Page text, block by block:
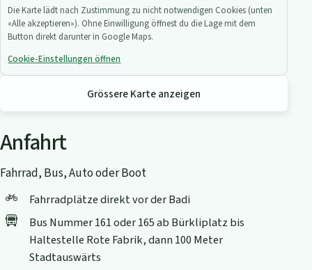
Die Karte lädt nach Zustimmung zu nicht notwendigen Cookies (unten
«Alle akzeptieren»). Ohne Einwilligung öffnest du die Lage mit dem
Button direkt darunter in Google Maps.
Cookie-Einstellungen öffnen
Grössere Karte anzeigen
Anfahrt
Fahrrad, Bus, Auto oder Boot
Fahrradplätze direkt vor der Badi
Bus Nummer 161 oder 165 ab Bürkliplatz bis
Haltestelle Rote Fabrik, dann 100 Meter
Stadtauswärts